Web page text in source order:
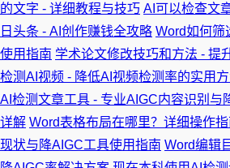
的文字 - 详细教程与技巧 AI可以检查文
日头条 - AI创作赚钱全攻略 Word如何筛
使用指南 学术论文修改技巧和方法 - 提
检测AI视频 - 降低AI视频检测率的实用
AI检测文章工具 - 专业AIGC内容识别与
详解 Word表格布局在哪里？详细操作指
现状与降AIGC工具使用指南 Word编辑